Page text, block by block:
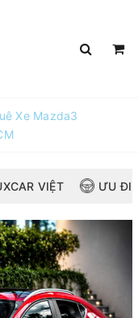
Xe Mazda3
VIỆT ƯU